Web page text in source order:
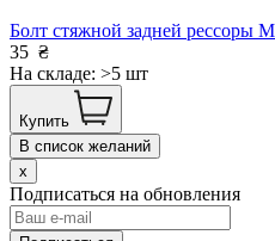
Болт стяжной задней
35 ₴
На складе: >5 шт
Купить
В список желаний
x
Подписаться на обновления